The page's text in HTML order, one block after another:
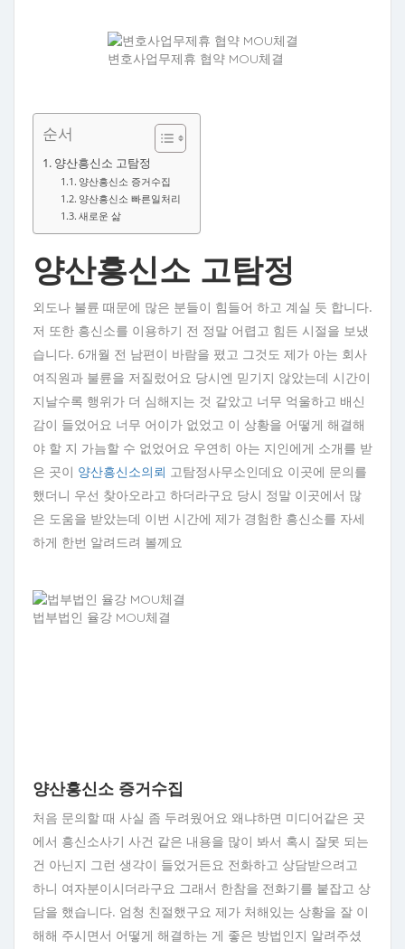
변호사업무제휴 협약 MOU체결
순서
양산흥신소 고탐정
양산흥신소 증거수집
양산흥신소 빠른일처리
새로운 삶
양산흥신소 고탐정
외도나 불륜 때문에 많은 분들이 힘들어 하고 계실 듯 합니다.
저 또한 흥신소를 이용하기 전 정말 어렵고 힘든 시절을 보냈
습니다. 6개월 전 남편이 바람을 폈고 그것도 제가 아는 회사
여직원과 불륜을 저질렀어요 당시엔 믿기지 않았는데 시간이
지날수록 행위가 더 심해지는 것 같았고 너무 억울하고 배신
감이 들었어요 너무 어이가 없었고 이 상황을 어떻게 해결해
야 할 지 가늠할 수 없었어요 우연히 아는 지인에게 소개를 받
은 곳이 양산흥신소의뢰 고탐정사무소인데요 이곳에 문의를
했더니 우선 찾아오라고 하더라구요 당시 정말 이곳에서 많
은 도움을 받았는데 이번 시간에 제가 경험한 흥신소를 자세
하게 한번 알려드려 볼께요
법부법인 율강 MOU체결
양산흥신소 증거수집
처음 문의할 때 사실 좀 두려웠어요 왜냐하면 미디어같은 곳
에서 흥신소사기 사건 같은 내용을 많이 봐서 혹시 잘못 되는
건 아닌지 그런 생각이 들었거든요 전화하고 상담받으려고
하니 여자분이시더라구요 그래서 한참을 전화기를 붙잡고 상
담을 했습니다. 엄청 친절했구요 제가 처해있는 상황을 잘 이
해해 주시면서 어떻게 해결하는 게 좋은 방법인지 알려주셨